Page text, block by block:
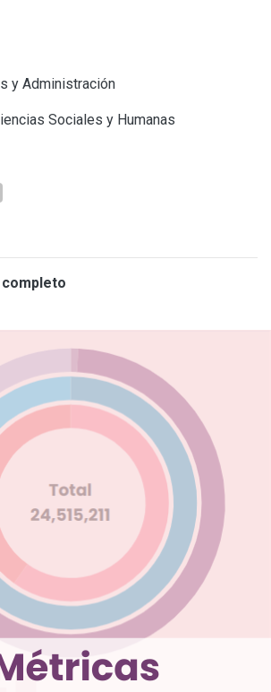
y Administración
Sociales y Humanas